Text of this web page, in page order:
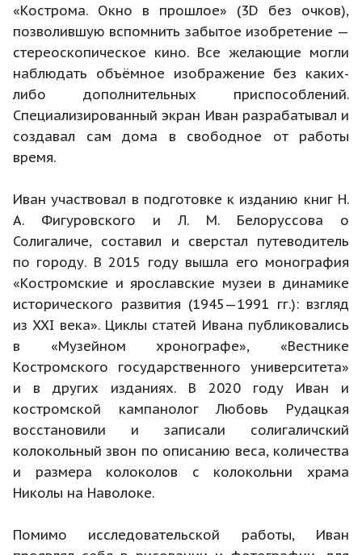
«Кострома. Окно в прошлое» (3D без очков),
позволившую вспомнить забытое изобретение —
стереоскопическое кино. Все желающие могли
наблюдать объёмное изображение без каких-
либо дополнительных приспособлений.
Специализированный экран Иван разрабатывал и
создавал сам дома в свободное от работы
время.
Иван участвовал в подготовке к изданию книг Н.
А. Фигуровского и Л. М. Белоруссова о
Солигаличе, составил и сверстал путеводитель
по городу. В 2015 году вышла его монография
«Костромские и ярославские музеи в динамике
исторического развития (1945—1991 гг.): взгляд
из XXI века». Циклы статей Ивана публиковались
в «Музейном хронографе», «Вестнике
Костромского государственного университета»
и в других изданиях. В 2020 году Иван и
костромской кампанолог Любовь Рудацкая
восстановили и записали солигаличский
колокольный звон по описанию веса, количества
и размера колоколов с колокольни храма
Николы на Наволоке.
Помимо исследовательской работы, Иван